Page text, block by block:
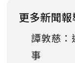
更多新聞報
譚敦慈
事